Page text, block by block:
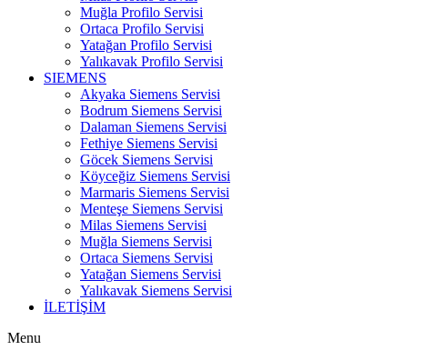
Muğla Profilo Servisi
Ortaca Profilo Servisi
Yatağan Profilo Servisi
Yalıkavak Profilo Servisi
SIEMENS
Akyaka Siemens Servisi
Bodrum Siemens Servisi
Dalaman Siemens Servisi
Fethiye Siemens Servisi
Göcek Siemens Servisi
Köyceğiz Siemens Servisi
Marmaris Siemens Servisi
Menteşe Siemens Servisi
Milas Siemens Servisi
Muğla Siemens Servisi
Ortaca Siemens Servisi
Yatağan Siemens Servisi
Yalıkavak Siemens Servisi
İLETİŞİM
Menu